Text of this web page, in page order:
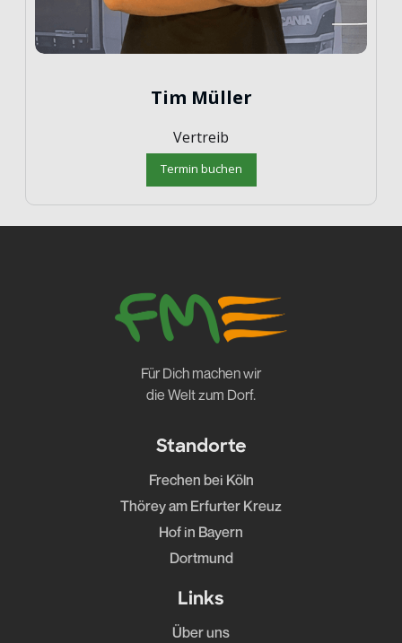
Tim Müller
Vertreib
Termin buchen
Für Dich machen wir
die Welt zum Dorf.
Standorte
Frechen bei Köln
Thörey am Erfurter Kreuz
Hof in Bayern
Dortmund
Links
Über uns